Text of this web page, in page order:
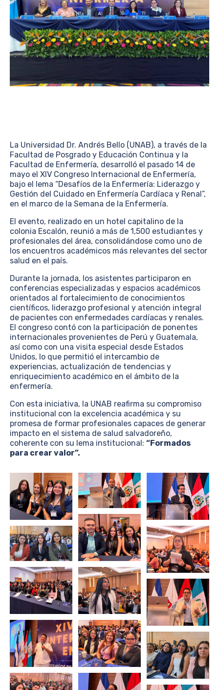
La Universidad Dr. Andrés Bello (UNAB), a través de la
Facultad de Posgrado y Educación Continua y la
Facultad de Enfermería, desarrolló el pasado 14 de
mayo el XIV Congreso Internacional de Enfermería,
bajo el lema “Desafíos de la Enfermería: Liderazgo y
Gestión del Cuidado en Enfermería Cardíaca y Renal”,
en el marco de la Semana de la Enfermería.
El evento, realizado en un hotel capitalino de la
colonia Escalón, reunió a más de 1,500 estudiantes y
profesionales del área, consolidándose como uno de
los encuentros académicos más relevantes del sector
salud en el país.
Durante la jornada, los asistentes participaron en
conferencias especializadas y espacios académicos
orientados al fortalecimiento de conocimientos
científicos, liderazgo profesional y atención integral
de pacientes con enfermedades cardíacas y renales.
El congreso contó con la participación de ponentes
internacionales provenientes de Perú y Guatemala,
así como con una visita especial desde Estados
Unidos, lo que permitió el intercambio de
experiencias, actualización de tendencias y
enriquecimiento académico en el ámbito de la
enfermería.
Con esta iniciativa, la UNAB reafirma su compromiso
institucional con la excelencia académica y su
promesa de formar profesionales capaces de generar
impacto en el sistema de salud salvadoreño,
coherente con su lema institucional: “Formados
para crear valor”.